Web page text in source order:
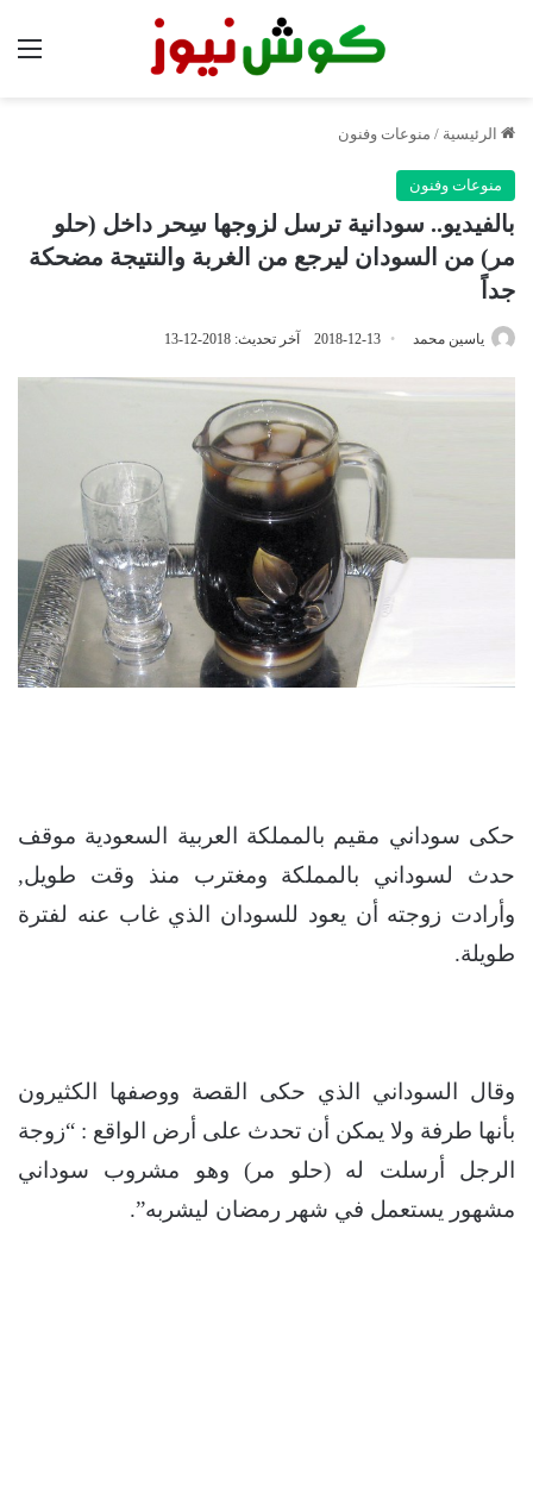
الرئيسية / منوعات وفنون
منوعات وفنون
بالفيديو.. سودانية ترسل لزوجها سِحر داخل (حلو
مر) من السودان ليرجع من الغربة والنتيجة مضحكة
جداً
ياسين محمد 2018-12-13 آخر تحديث: 2018-12-13
حكى سوداني مقيم بالمملكة العربية السعودية موقف
حدث لسوداني بالمملكة ومغترب منذ وقت طويل,
وأرادت زوجته أن يعود للسودان الذي غاب عنه لفترة
طويلة.
وقال السوداني الذي حكى القصة ووصفها الكثيرون
بأنها طرفة ولا يمكن أن تحدث على أرض الواقع : “زوجة
الرجل أرسلت له (حلو مر) وهو مشروب سوداني
مشهور يستعمل في شهر رمضان ليشربه”.